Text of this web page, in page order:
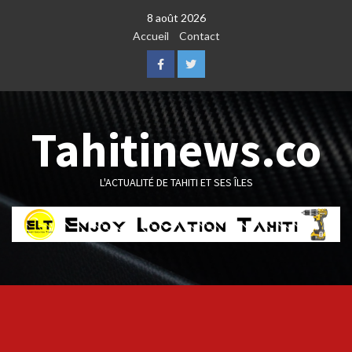
8 août 2026
Accueil
Contact
FacebookTwitter
Tahitinews.co
L'ACTUALITÉ DE TAHITI ET SES ÎLES